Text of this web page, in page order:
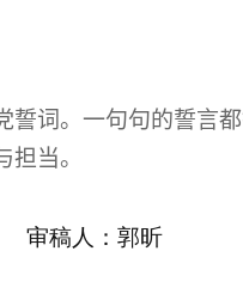
词。一句句的誓言
当。
昕